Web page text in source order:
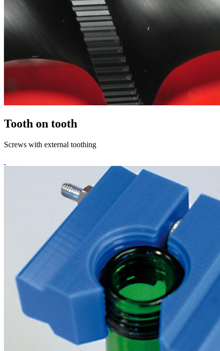
Tooth on tooth
Screws with external toothing